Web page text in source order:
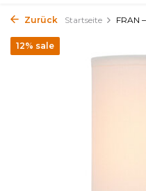
Zurück Startseite FRAN
12% sale